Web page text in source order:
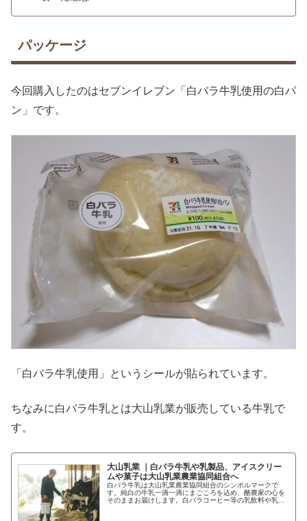
パッケージ
今回購入したのはセブンイレブン「白バラ牛乳使用の白パ
ン」です。
「白バラ牛乳使用」というシールが貼られています。
ちなみに白バラ牛乳とは大山乳業が販売している牛乳で
す。
大山乳業 ｜白バラ牛乳や乳製品、アイスクリー
ムや菓子は大山乳業農業協同組合へ
白バラ牛乳は大山乳業農業協同組合のシンボルマークで
す。純白の牛乳一滴一滴にまごころを込め、酪農家の心を
そのままお届けします。白バラコーヒー等の乳飲料や乳製